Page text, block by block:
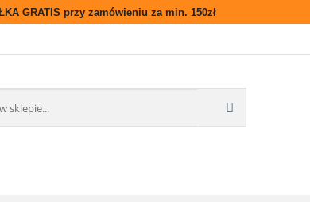
GRATIS przy zamówieniu za min. 150zł
NOWOŚCI BLOG/PRZEPISY DOSTAWA